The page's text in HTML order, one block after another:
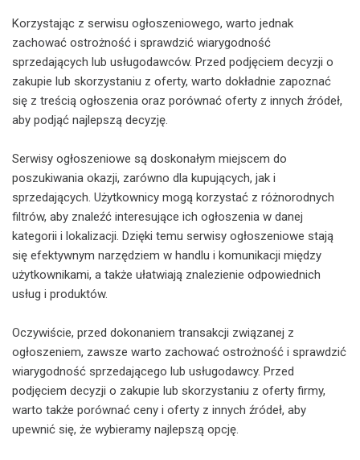
Korzystając z serwisu ogłoszeniowego, warto jednak
zachować ostrożność i sprawdzić wiarygodność
sprzedających lub usługodawców. Przed podjęciem decyzji o
zakupie lub skorzystaniu z oferty, warto dokładnie zapoznać
się z treścią ogłoszenia oraz porównać oferty z innych źródeł,
aby podjąć najlepszą decyzję.
Serwisy ogłoszeniowe są doskonałym miejscem do
poszukiwania okazji, zarówno dla kupujących, jak i
sprzedających. Użytkownicy mogą korzystać z różnorodnych
filtrów, aby znaleźć interesujące ich ogłoszenia w danej
kategorii i lokalizacji. Dzięki temu serwisy ogłoszeniowe stają
się efektywnym narzędziem w handlu i komunikacji między
użytkownikami, a także ułatwiają znalezienie odpowiednich
usług i produktów.
Oczywiście, przed dokonaniem transakcji związanej z
ogłoszeniem, zawsze warto zachować ostrożność i sprawdzić
wiarygodność sprzedającego lub usługodawcy. Przed
podjęciem decyzji o zakupie lub skorzystaniu z oferty firmy,
warto także porównać ceny i oferty z innych źródeł, aby
upewnić się, że wybieramy najlepszą opcję.